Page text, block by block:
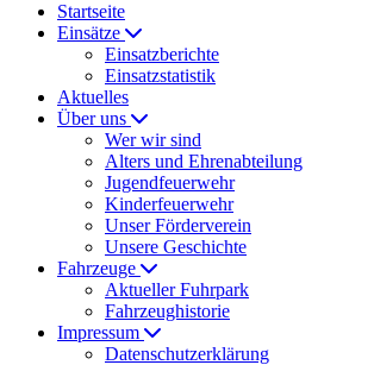
Startseite
Einsätze
Einsatzberichte
Einsatzstatistik
Aktuelles
Über uns
Wer wir sind
Alters und Ehrenabteilung
Jugendfeuerwehr
Kinderfeuerwehr
Unser Förderverein
Unsere Geschichte
Fahrzeuge
Aktueller Fuhrpark
Fahrzeughistorie
Impressum
Datenschutzerklärung